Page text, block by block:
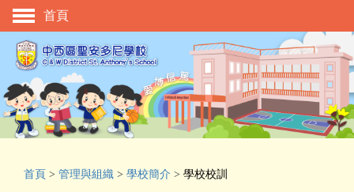
主頁
校慶活動
管理與組織
學與教
首頁
首頁 > 管理與組織 > 學校簡介 > 學校校訓